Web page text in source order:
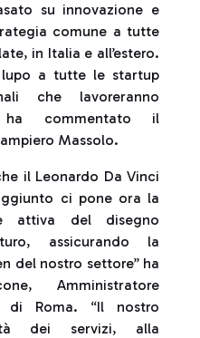
su innovazione e
comune a tutte
in Italia e all’estero.
a tutte le startup
che lavoreranno
ha commentato il
Massolo.
il Leonardo Da Vinci
ci pone ora la
attiva del disegno
assicurando la
del nostro settore” ha
Amministratore
di Roma. “Il nostro
dei servizi, alla